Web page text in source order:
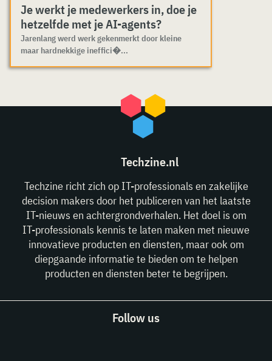
Je werkt je medewerkers in, doe je
hetzelfde met je AI-agents?
Jarenlang werd werk gekenmerkt door kleine
maar hardnekkige ineffici�...
Techzine.nl
Techzine richt zich op IT-professionals en zakelijke
decision makers door het publiceren van het laatste
IT-nieuws en achtergrondverhalen. Het doel is om
IT-professionals kennis te laten maken met nieuwe
innovatieve producten en diensten, maar ook om
diepgaande informatie te bieden om te helpen
producten en diensten beter te begrijpen.
Follow us